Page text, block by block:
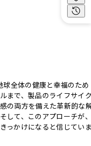
球全体の健康と幸福のため
まで、製品のライフサイ
の両方を備えた革新的な
して、このアプローチが
っかけになると信じてい